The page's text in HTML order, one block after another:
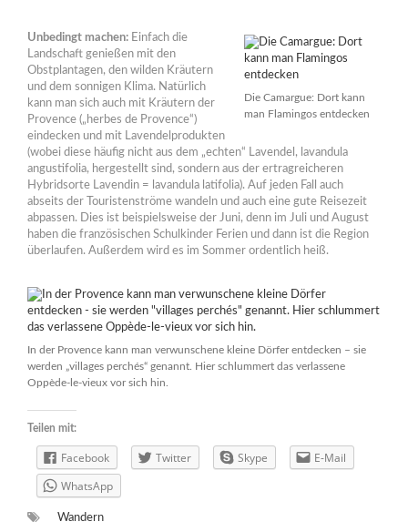
Die Camargue: Dort kann
man Flamingos entdecken
Unbedingt machen: Einfach die
Landschaft genießen mit den
Obstplantagen, den wilden Kräutern
und dem sonnigen Klima. Natürlich
kann man sich auch mit Kräutern der
Provence („herbes de Provence“)
eindecken und mit Lavendelprodukten
(wobei diese häufig nicht aus dem „echten“ Lavendel, lavandula
angustifolia, hergestellt sind, sondern aus der ertragreicheren
Hybridsorte Lavendin = lavandula latifolia). Auf jeden Fall auch
abseits der Touristenströme wandeln und auch eine gute Reisezeit
abpassen. Dies ist beispielsweise der Juni, denn im Juli und August
haben die französischen Schulkinder Ferien und dann ist die Region
überlaufen. Außerdem wird es im Sommer ordentlich heiß.
In der Provence kann man verwunschene kleine Dörfer entdecken – sie
werden „villages perchés“ genannt. Hier schlummert das verlassene
Oppède-le-vieux vor sich hin.
Teilen mit:
Facebook Twitter Skype
E-Mail
WhatsApp
Wandern